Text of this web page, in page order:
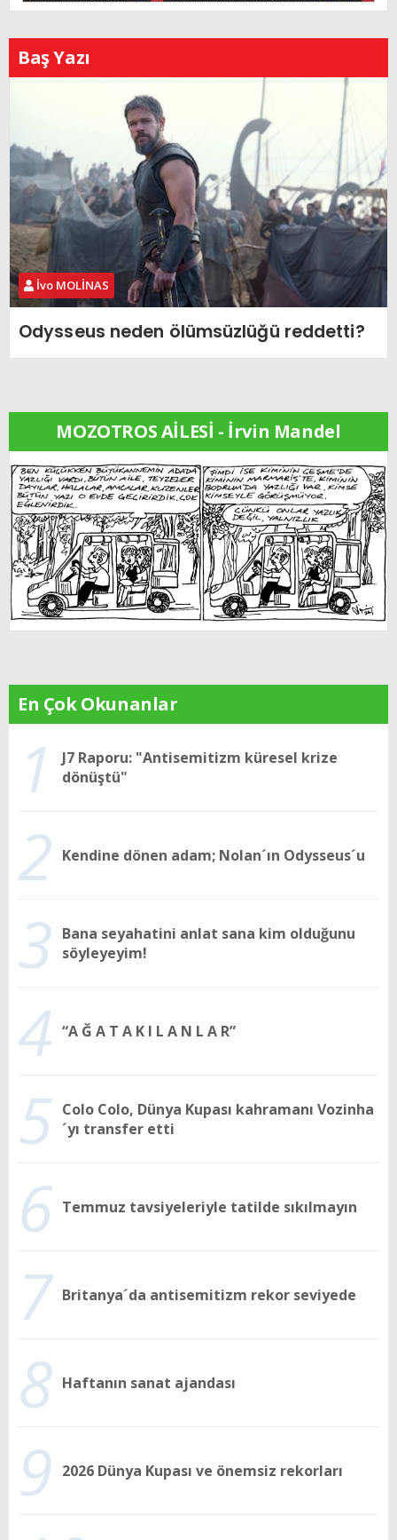
Baş Yazı
İvo MOLİNAS
Odysseus neden ölümsüzlüğü reddetti?
MOZOTROS AİLESİ - İrvin Mandel
En Çok Okunanlar
1
J7 Raporu: "Antisemitizm küresel krize
dönüştü"
2 Kendine dönen adam; Nolan´ın Odysseus´u
3 Bana seyahatini anlat sana kim olduğunu
söyleyeyim!
4 “A Ğ A T A K I L A N L A R”
5 Colo Colo, Dünya Kupası kahramanı Vozinha
´yı transfer etti
6 Temmuz tavsiyeleriyle tatilde sıkılmayın
7 Britanya´da antisemitizm rekor seviyede
8 Haftanın sanat ajandası
9 2026 Dünya Kupası ve önemsiz rekorları